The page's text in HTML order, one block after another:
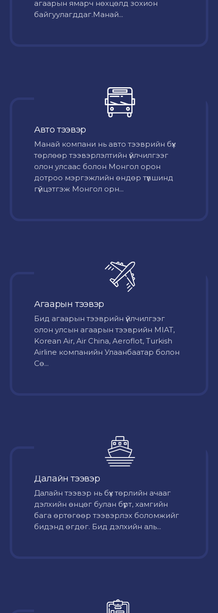
агаарын ямарч нөхцөлд зохион
байгуулагддаг.Манай...
Авто тээвэр
Mанай компани нь авто тээврийн бүх
төрлөөр тээвэрлэлтийн үйлчилгээг
олон улсаас болон Монгол орон
дотроо мэргэжлийн өндөр түвшинд
гүйцэтгэж Монгол орн...
Агаарын тээвэр
Бид агаарын тээврийн үйлчилгээг
олон улсын агаарын тээврийн MIAT,
Korean Air, Air China, Aeroflot, Turkish
Airline компанийн Улаанбаатар болон
Сө...
Далайн тээвэр
Далайн тээвэр нь бүх төрлийн ачааг
дэлхийн өнцөг булан бүрт, хамгийн
бага өртөгөөр тээвэрлэх боломжийг
бидэнд өгдөг. Бид дэлхийн аль...